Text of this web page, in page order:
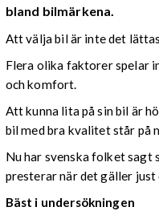
bland bilmärkena.
Att välja bil är inte det
Flera olika faktorer spelar
och komfort.
Att kunna lita på sin bil är
bil med bra kvalitet står på
Nu har svenska folket
presterar när det gäller just
Bäst i undersökningen